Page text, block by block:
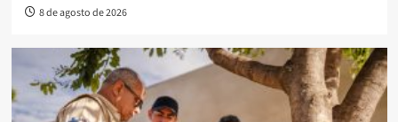
8 de agosto de 2026